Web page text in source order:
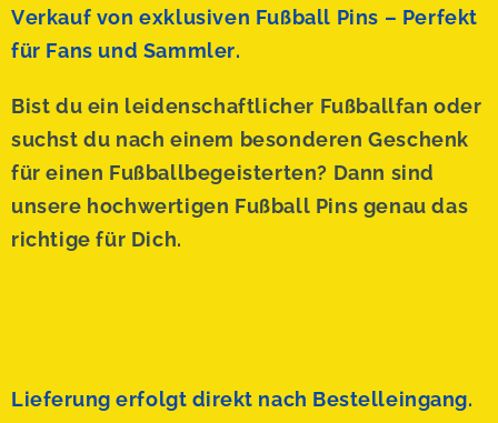
Verkauf von exklusiven Fußball Pins – Perfekt
für Fans und Sammler.
Bist du ein leidenschaftlicher Fußballfan oder
suchst du nach einem besonderen Geschenk
für einen Fußballbegeisterten? Dann sind
unsere hochwertigen Fußball Pins genau das
richtige für Dich.
Lieferung erfolgt direkt nach Bestelleingang.